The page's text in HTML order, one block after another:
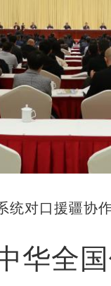
统对口援疆协
全国